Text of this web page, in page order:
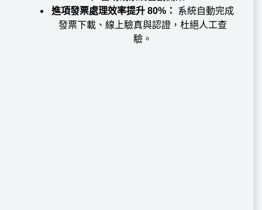
進項發票處理效率提升 80%：
系統自動完成
發票下載、線上驗真與認證，杜絕人工查
驗。